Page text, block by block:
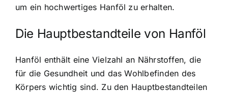
um ein hochwertiges Hanföl zu erhalten.
Die Hauptbestandteile von Hanföl
Hanföl enthält eine Vielzahl an Nährstoffen, die
für die Gesundheit und das Wohlbefinden des
Körpers wichtig sind. Zu den Hauptbestandteilen